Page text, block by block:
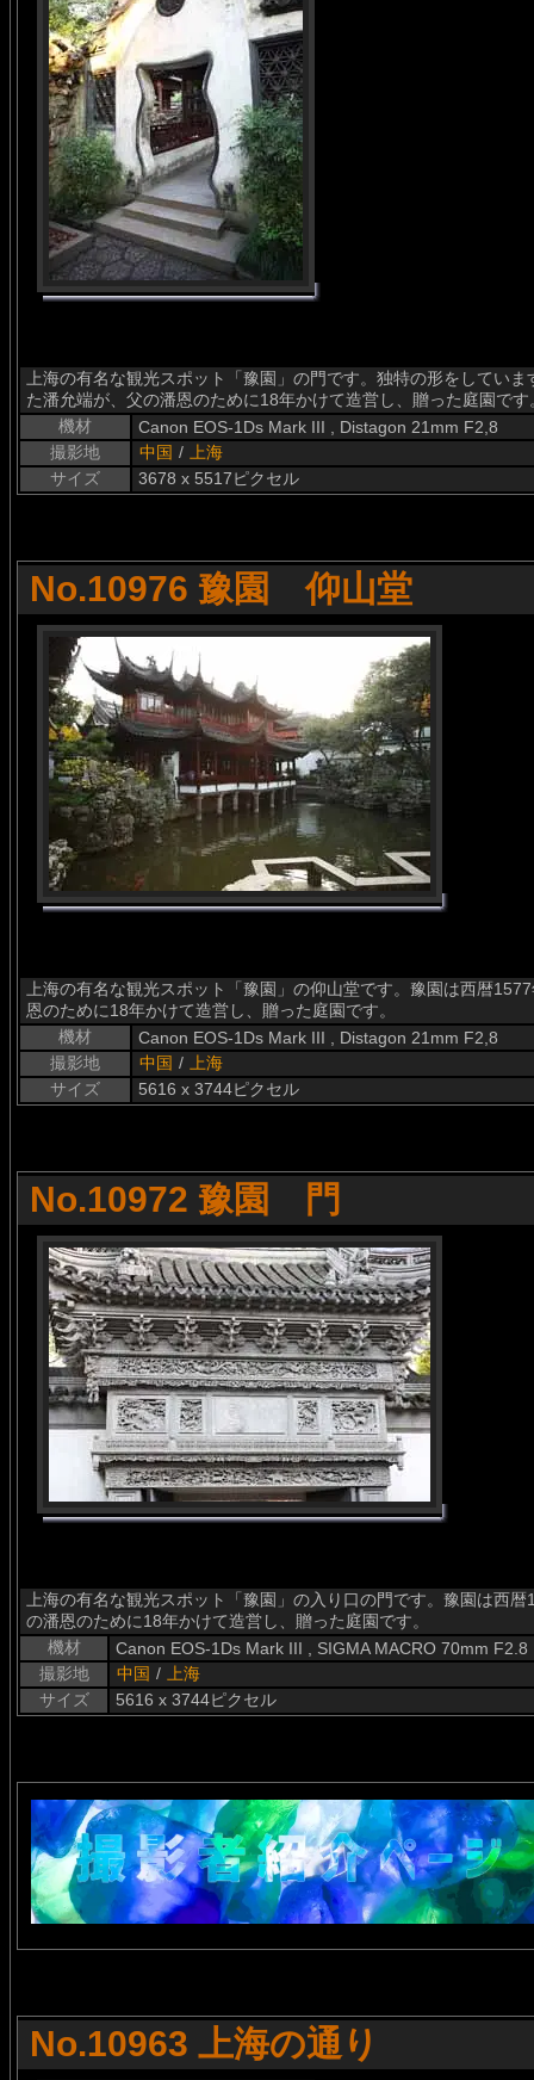
上海の有名な観光スポット「豫園」の門です。独特の形をしてい
た潘允端が、父の潘恩のために18年かけて造営し、贈った庭園です
機材
Canon EOS-1Ds Mark III , Distagon 21mm F2,8
撮影地
中国 /
上海
サイズ
3678 x 5517ピクセル
No.10976 豫園 仰山堂
上海の有名な観光スポット「豫園」の仰山堂です。豫園は西暦
恩のために18年かけて造営し、贈った庭園です。
機材
Canon EOS-1Ds Mark III , Distagon 21mm F2,8
撮影地
中国 /
上海
サイズ
5616 x 3744ピクセル
No.10972 豫園 門
上海の有名な観光スポット「豫園」の入り口の門です。豫園は西
の潘恩のために18年かけて造営し、贈った庭園です。
機材
Canon EOS-1Ds Mark III , SIGMA MACRO 70mm F2.8
撮影地
中国 /
上海
サイズ
5616 x 3744ピクセル
No.10963 上海の通り